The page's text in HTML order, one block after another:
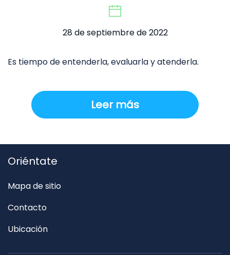
28 de septiembre de 2022
Es tiempo de entenderla, evaluarla y atenderla.
Leer más
Oriéntate
Mapa de sitio
Contacto
Ubicación